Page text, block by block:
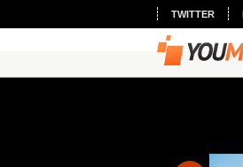
TWITTER